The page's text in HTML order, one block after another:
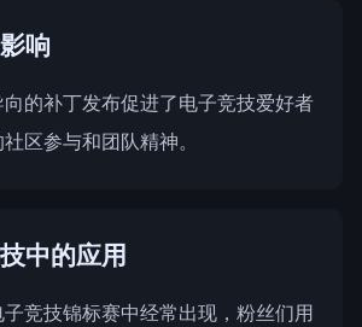
响
的补丁发布促进了电子竞技爱好者
区参与和团队精神。
中的应用
竞技锦标赛中经常出现，粉丝们用